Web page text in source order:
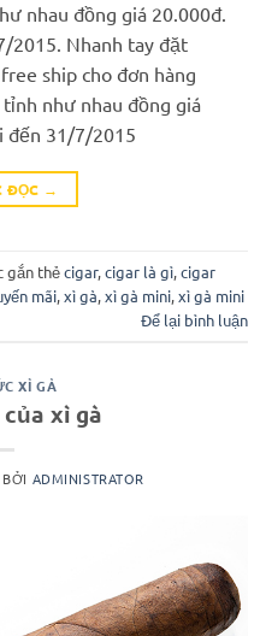
nhau đồng giá 20.000đ.
2015. Nhanh tay đặt
ship cho đơn hàng
như nhau đồng giá
đến 31/7/2015
ĐỌC →
gắn thẻcigar,cigar là gì,cigar
mãi,xì gà,xì gà mini,xì gà mini
Để lại bình luận
XÌ GÀ
xì gà
BỞI ADMINISTRATOR